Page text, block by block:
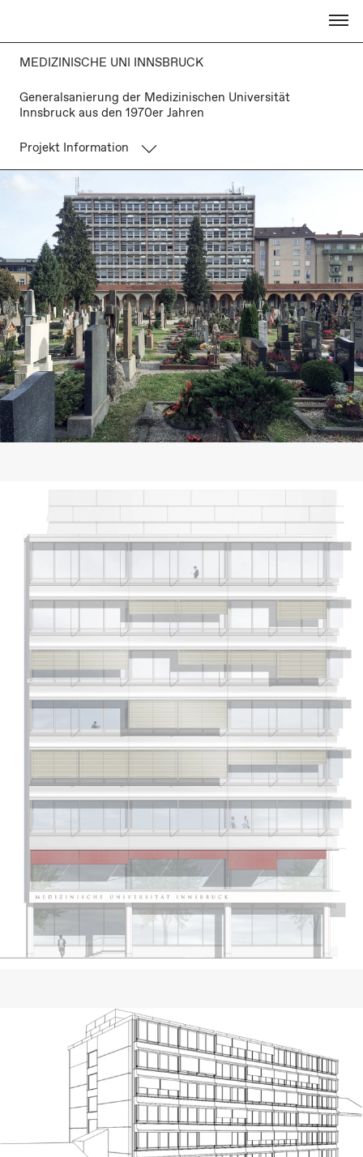
MEDIZINISCHE UNI INNSBRUCK
Generalsanierung der Medizinischen Universität
Innsbruck aus den 1970er Jahren
Projekt Information